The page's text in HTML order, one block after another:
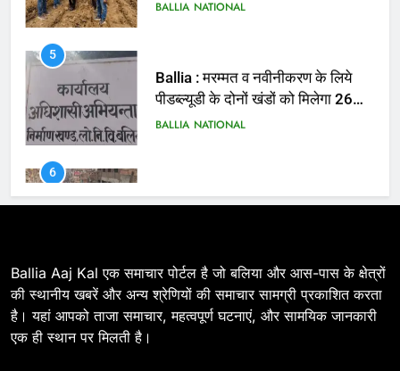
पीडब्ल्यूडी के दोनों खंडों को मिलेगा 26
Ballia : 110 फीट ऊंचे तिरंगे के सम्मान
में बलिया में निकला तिरंगा यात्रा
7
BALLIA NATIONAL
8
Ballia Aaj Kal एक समाचार पोर्टल है जो बलिया और आस-पास के क्षेत्रों
की स्थानीय खबरें और अन्य श्रेणियों की समाचार सामग्री प्रकाशित करता
है। यहां आपको ताजा समाचार, महत्वपूर्ण घटनाएं, और सामयिक जानकारी
एक ही स्थान पर मिलती है।